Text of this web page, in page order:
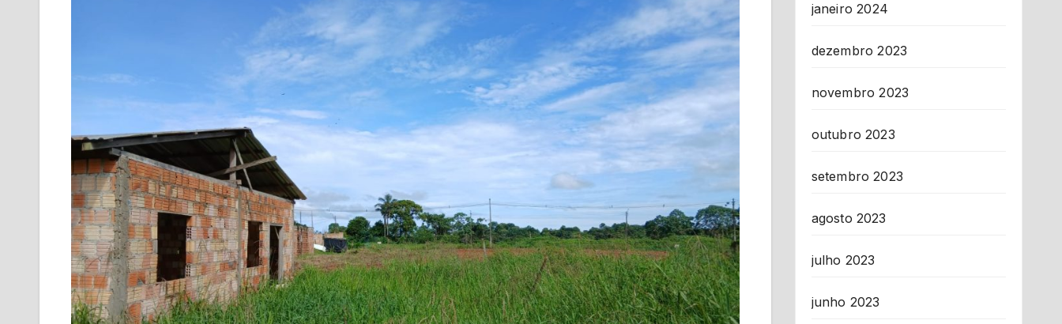
janeiro 2024
dezembro 2023
novembro 2023
outubro 2023
setembro 2023
agosto 2023
julho 2023
junho 2023